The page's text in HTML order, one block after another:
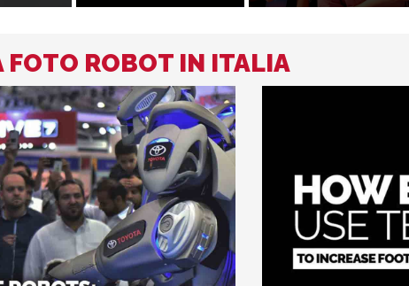
ROBOT IN ITALIA